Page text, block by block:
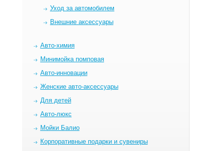
Уход за автомобилем
Внешние аксессуары
Авто-химия
Минимойка помповая
Авто-инновации
Женские авто-аксессуары
Для детей
Авто-люкс
Мойки Балио
Корпоративные подарки и сувениры